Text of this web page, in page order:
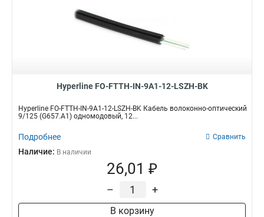
Hyperline FO-FTTH-IN-9A1-12-LSZH-BK
Hyperline FO-FTTH-IN-9A1-12-LSZH-BK Кабель волоконно-оптический
9/125 (G657.А1) одномодовый, 12...
Подробнее Сравнить
Наличие: В наличии
26,01 ₽
– +
В корзину